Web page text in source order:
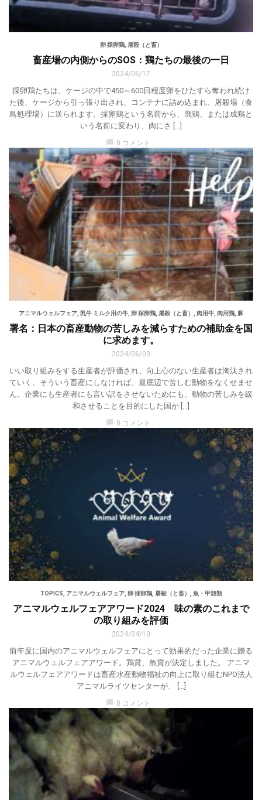
卵 採卵鶏, 屠殺（と畜）
畜産場の内側からのSOS：鶏たちの最後の一日
2024/06/17
採卵鶏たちは、ケージの中で450～600日程度卵をひたすら奪われ続け
た後、ケージから引っ張り出され、コンテナに詰め込まれ、屠殺場（食
鳥処理場）に送られます。採卵鶏という名前から、廃鶏、または成鶏と
いう名前に変わり、肉にさ […]
0 コメント
アニマルウェルフェア 乳牛 ミルク用の牛 卵 採卵鶏 屠殺（と畜） 肉用牛 肉用鶏 豚
署名：日本の畜産動物の苦しみを減らすための補助金を国
に求めます。
2024/06/03
いい取り組みをする生産者が評価され、向上心のない生産者は淘汰され
ていく、そういう畜産にしなければ、最底辺で苦しむ動物をなくせませ
ん。企業にも生産者にも言い訳をさせないためにも、動物の苦しみを緩
和させることを目的にした国か […]
0 コメント
TOPICS アニマルウェルフェア, 卵 採卵鶏, 屠殺（と畜） 魚・甲殻類
アニマルウェルフェアアワード2024 味の素のこれまで
の取り組みを評価
2024/04/10
前年度に国内のアニマルウェルフェアにとって効果的だった企業に贈る
アニマルウェルフェアアワード。鶏賞、魚賞が決定しました。 アニマ
ルウェルフェアアワードは畜産水産動物福祉の向上に取り組むNPO法人
アニマルライツセンターが、 […]
chat_bubble 0 コメント